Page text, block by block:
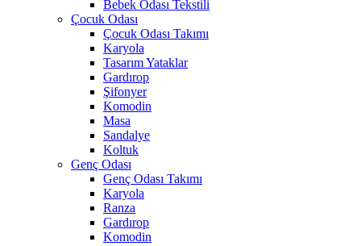
Bebek Odası Tekstili
Çocuk Odası
Çocuk Odası Takımı
Karyola
Tasarım Yataklar
Gardırop
Şifonyer
Komodin
Masa
Sandalye
Koltuk
Genç Odası
Genç Odası Takımı
Karyola
Ranza
Gardırop
Komodin